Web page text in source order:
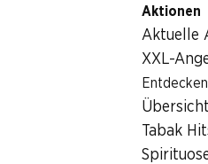
Aktionen
Aktuelle
XXL-
Entdecken
Übersicht
Tabak
Lebensmittel